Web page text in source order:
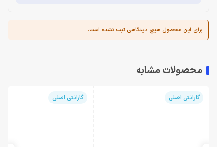
برای این محصول هیچ دیدگاهی ثبت نشده است.
محصولات مشابه
گارانتی اصلی گارانتی اصلی